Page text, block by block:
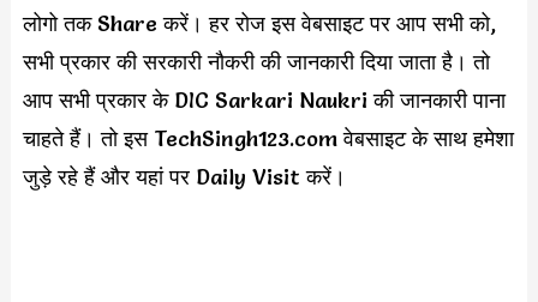
लोगो तक Share करें। हर रोज इस वेबसाइट पर आप सभी को,
सभी प्रकार की सरकारी नौकरी की जानकारी दिया जाता है। तो
आप सभी प्रकार के DIC Sarkari Naukri की जानकारी पाना
चाहते हैं। तो इस TechSingh123.com वेबसाइट के साथ हमेशा
जुड़े रहे हैं और यहां पर Daily Visit करें।